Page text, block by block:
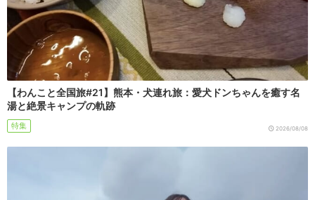
【わんこと全国旅#21】熊本・犬連れ旅：愛犬ドンちゃんを癒す名
湯と絶景キャンプの軌跡
特集 2026/08/08